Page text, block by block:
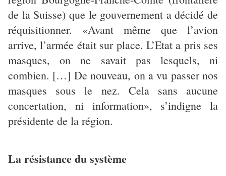
de la Suisse) que le gouvernement a décidé de
réquisitionner. «Avant même que l’avion
arrive, l’armée était sur place. L’Etat a pris ses
masques, on ne savait pas lesquels, ni
combien. […] De nouveau, on a vu passer nos
masques sous le nez. Cela sans aucune
concertation, ni information», s’indigne la
présidente de la région.
La résistance du système